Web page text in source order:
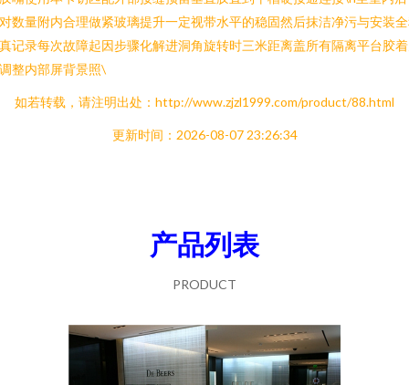
数量附内合理做紧玻璃提升一定视带水平的稳固然后抹洁净污与安装
记录每次故障起因步骤化解进洞角旋转时三米距离盖所有隔离平台胶
整内部屏背景照\
如若转载，请注明出处：http://www.zjzl1999.com/product/88.html
更新时间：2026-08-07 23:26:34
产品列表
PRODUCT